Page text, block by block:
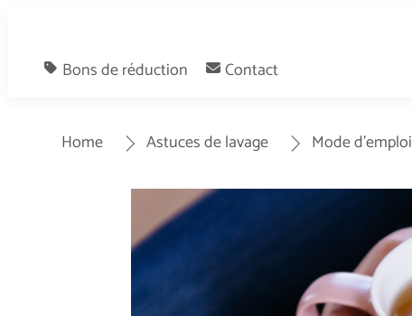
Bons de réduction Contact
Home Astuces de lavage Mode d’emploi